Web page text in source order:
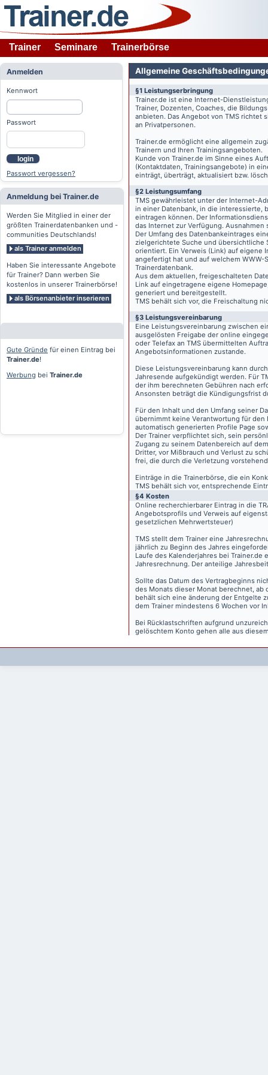
Trainer Seminare Trainerbörse
Anmelden
Kennwort
Passwort
login
Passwort vergessen?
Anmeldung bei Trainer.de
Werden Sie Mitglied in einer der
größten Trainerdatenbanken und -
communities Deutschlands!
als Trainer anmelden
Haben Sie interessante Angebote
für Trainer? Dann werben Sie
kostenlos in unserer Trainerbörse!
als Börsenanbieter inserieren
Gute Gründe für einen Eintrag bei
Trainer.de!
Werbung bei Trainer.de
Allgemeine
§1 Leistungserbringung
Trainer.de ist eine Internet-
Trainer, Dozenten, Coaches, die
anbieten. Das Angebot von TMS richtet
an Privatpersonen.
Trainer.de ermöglicht eine allgemein
Trainern und Ihren Trainingsangeboten.
Kunde von Trainer.de im Sinne eines
(Kontaktdaten, Trainingsangebote) in
einträgt, überträgt, aktualisiert bzw.
§2 Leistungsumfang
TMS gewährleistet unter der Internet-
in einer Datenbank, in die interessierte,
eintragen können. Der
das Internet zur Verfügung.
Der Umfang des Datenbankeintrages
zielgerichtete Suche und übersichtliche
orientiert. Ein Verweis (Link) auf eigene
angefertigt hat und auf welchem
Trainerdatenbank.
Aus dem aktuellen, freigeschalteten
Link auf eingetragene eigene
generiert und bereitgestellt.
TMS behält sich vor, die Freischaltung
§3 Leistungsvereinbarung
Eine Leistungsvereinbarung zwischen
ausgelösten Freigabe der online
oder Telefax an TMS übermittelten
Angebotsinformationen zustande.
Diese Leistungsvereinbarung kann
Jahresende aufgekündigt werden. Für
der ihm berechneten Gebühren nach
Ansonsten beträgt die Kündigungsfrist
Für den Inhalt und den Umfang seiner
übernimmt keine Verantwortung für den
automatisch generierten Profile Page
Der Trainer verpflichtet sich, sein
Zugang zu seinem Datenbereich auf
Dritter, vor Mißbrauch und Verlust zu
frei, die durch die Verletzung
Einträge in die Trainerbörse, die ein
TMS behält sich vor, entsprechende
§4 Kosten
Online recherchierbarer Eintrag in die
Angebotsprofils und Verweis auf
gesetzlichen Mehrwertsteuer)
TMS stellt dem Trainer eine
jährlich zu Beginn des Jahres
Laufe des Kalenderjahres bei
Jahresrechnung. Der anteilige
Sollte das Datum des Vertragbeginns
des Monats dieser Monat berechnet, ab
behält sich eine änderung der Entgelte
dem Trainer mindestens 6 Wochen vor
Bei Rücklastschriften aufgrund
gelöschtem Konto gehen alle aus